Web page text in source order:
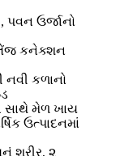
ઉર્જાનો
કનેક્શન
કળાનો
સાથે મેળ ખાય
ઉત્પાદનમાં
શરીર, ૨